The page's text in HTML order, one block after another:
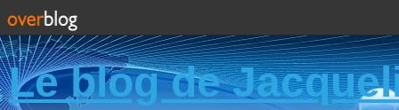
Le blog de